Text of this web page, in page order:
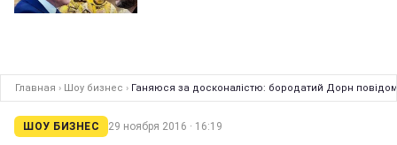
Главная › Шоу бизнес › Ганяюся за досконалістю: бородатий Дорн
ШОУ БИЗНЕС 29 ноября 2016 · 16:19